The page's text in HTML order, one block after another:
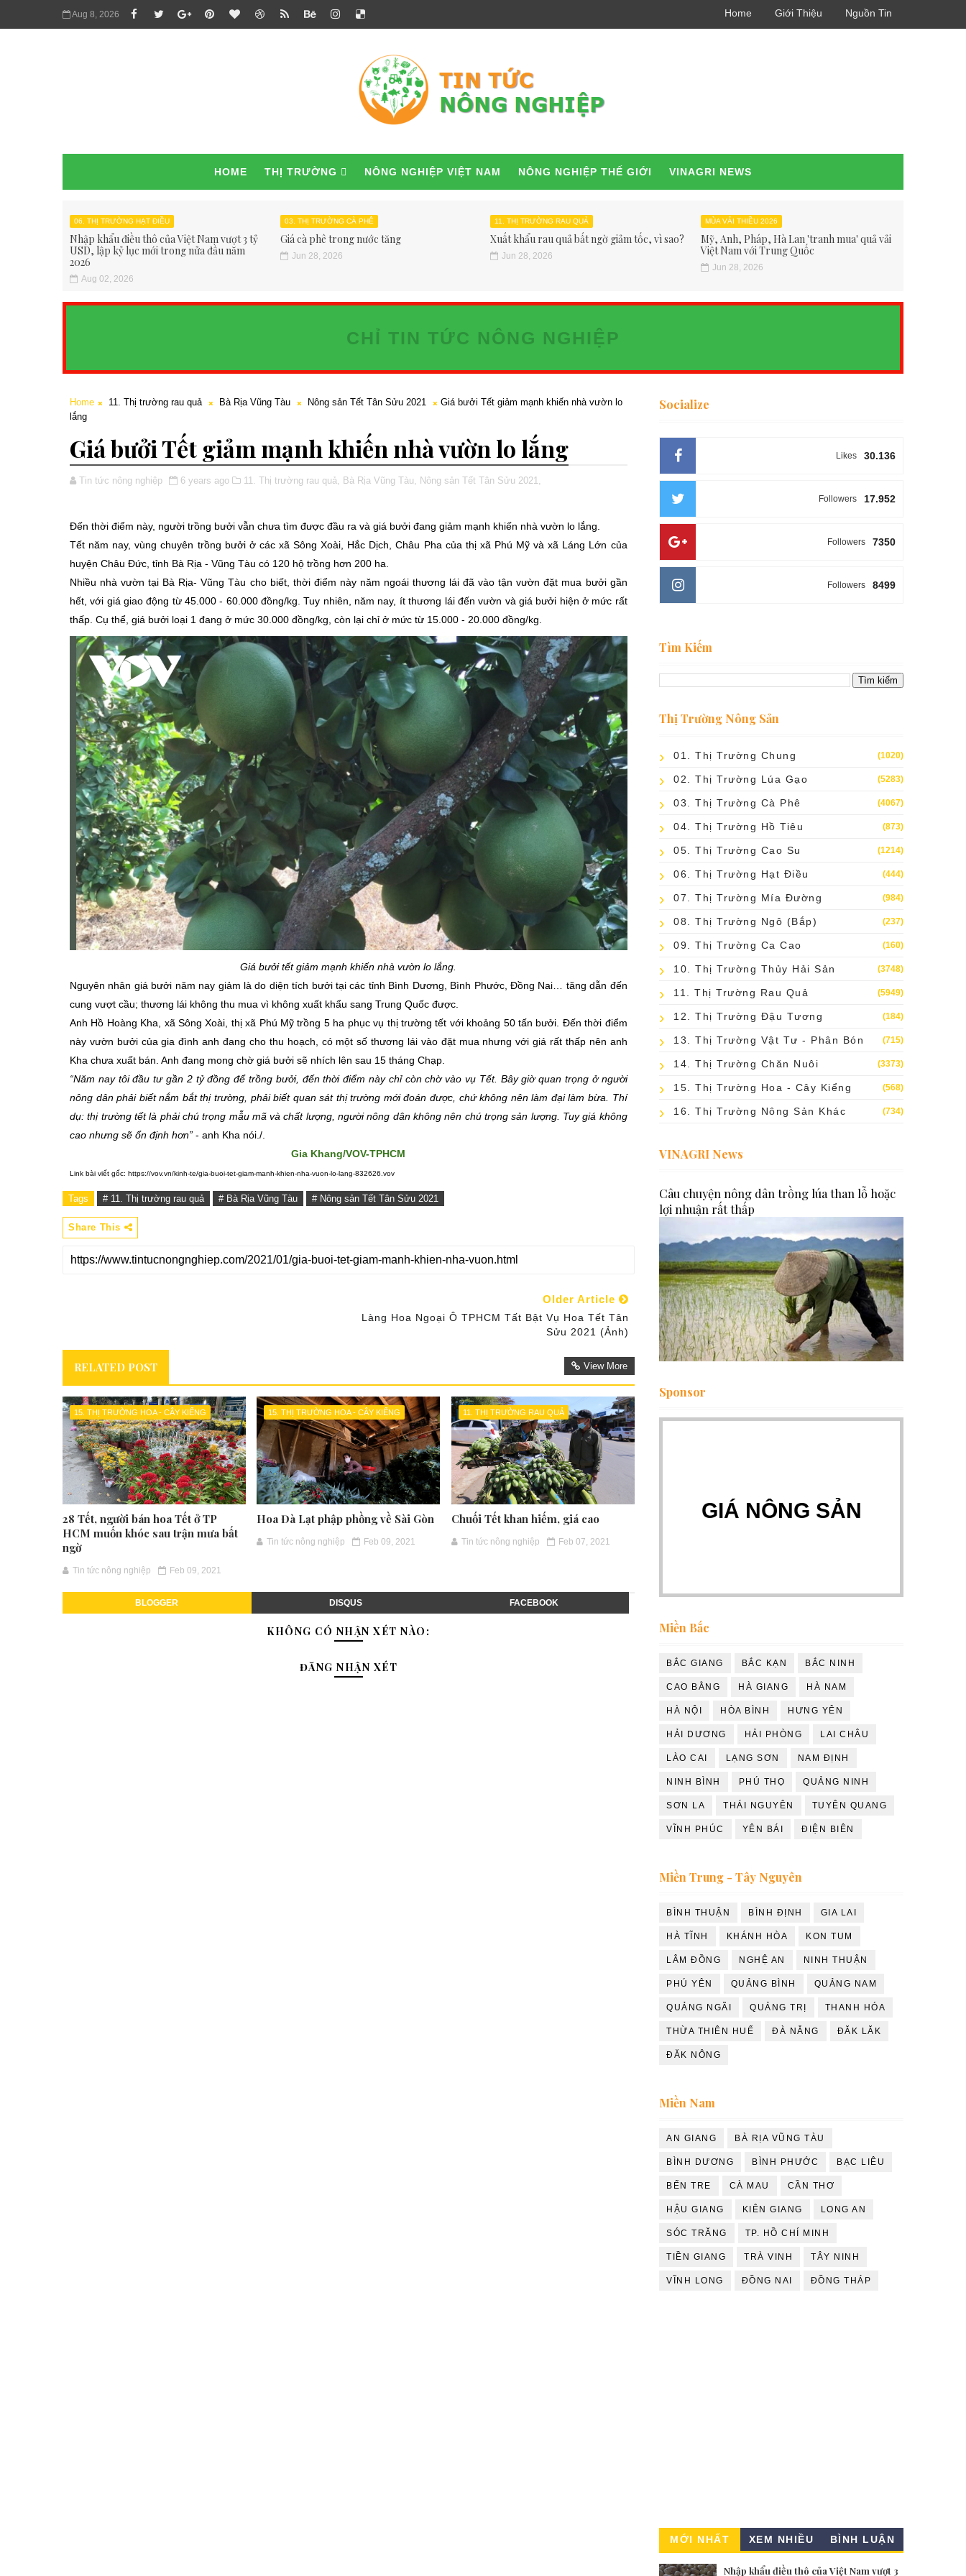
Aug 8, 2026 Home Giới Thiệu Nguồn Tin
HOME THỊ TRƯỜNG NÔNG NGHIỆP VIỆT NAM NÔNG NGHIỆP THẾ GIỚI VINAGRI NEWS
06. THỊ TRƯỜNG HẠT ĐIỀU
Nhập khẩu điều thô của Việt Nam vượt 3 tỷ
USD, lập kỷ lục mới trong nửa đầu năm
2026
Aug 02, 2026
03. THỊ TRƯỜNG CÀ PHÊ
Giá cà phê trong nước tăng
Jun 28, 2026
11. THỊ TRƯỜNG RAU QUẢ
Xuất khẩu rau quả bất ngờ giảm tốc, vì sao?
Jun 28, 2026
MÙA VẢI THIỀU 2026
Mỹ, Anh, Pháp, Hà Lan 'tranh mua' quả vải
Việt Nam với Trung Quốc
Jun 28, 2026
CHỈ TIN TỨC NÔNG NGHIỆP
Home 11. Thị trường rau quả Bà Rịa Vũng Tàu Nông sản Tết Tân Sửu 2021
Giá bưởi Tết giảm mạnh khiến nhà vườn lo
lắng
Giá bưởi Tết giảm mạnh khiến nhà vườn lo lắng
Tin tức nông nghiệp 6 years ago 11. Thị trường rau quả, Bà Rịa Vũng Tàu, Nông sản Tết Tân Sửu 2021,
Đến thời điểm này, người trồng bưởi vẫn chưa tìm được đầu ra và giá bưởi đang giảm mạnh khiến nhà vườn lo lắng.
Tết năm nay, vùng chuyên trồng bưởi ở các xã Sông Xoài, Hắc Dịch, Châu Pha của thị xã Phú Mỹ và xã Láng Lớn của
huyện Châu Đức, tỉnh Bà Rịa - Vũng Tàu có 120 hộ trồng hơn 200 ha.
Nhiều nhà vườn tại Bà Rịa- Vũng Tàu cho biết, thời điểm này năm ngoái thương lái đã vào tận vườn đặt mua bưởi gần
hết, với giá giao động từ 45.000 - 60.000 đồng/kg. Tuy nhiên, năm nay, ít thương lái đến vườn và giá bưởi hiện ở mức rất
thấp. Cụ thể, giá bưởi loại 1 đang ở mức 30.000 đồng/kg, còn lại chỉ ở mức từ 15.000 - 20.000 đồng/kg.
Giá bưởi tết giảm mạnh khiến nhà vườn lo lắng.
Nguyên nhân giá bưởi năm nay giảm là do diện tích bưởi tại các tỉnh Bình Dương, Bình Phước, Đồng Nai… tăng dẫn đến
cung vượt cầu; thương lái không thu mua vì không xuất khẩu sang Trung Quốc được.
Anh Hồ Hoàng Kha, xã Sông Xoài, thị xã Phú Mỹ trồng 5 ha phục vụ thị trường tết với khoảng 50 tấn bưởi. Đến thời điểm
này vườn bưởi của gia đình anh đang cho thu hoạch, có một số thương lái vào đặt mua nhưng với giá rất thấp nên anh
Kha chưa xuất bán. Anh đang mong chờ giá bưởi sẽ nhích lên sau 15 tháng Chạp.
“Năm nay tôi đầu tư gần 2 tỷ đồng để trồng bưởi, đến thời điểm này chỉ còn chờ vào vụ Tết. Bây giờ quan trọng ở người
nông dân phải biết nắm bắt thị trường, phải biết quan sát thị trường mới đoán được, chứ không nên làm đại làm bừa. Thí
dụ: thị trường tết là phải chú trọng mẫu mã và chất lượng, người nông dân không nên chú trọng sản lượng. Tuy giá không
cao nhưng sẽ ổn định hơn” - anh Kha nói./.
Gia Khang/VOV-TPHCM
Link bài viết gốc: https://vov.vn/kinh-te/gia-buoi-tet-giam-manh-khien-nha-vuon-lo-lang-832626.vov
Tags # 11. Thị trường rau quả # Bà Rịa Vũng Tàu # Nông sản Tết Tân Sửu 2021
Share This
Older Article
Làng Hoa Ngoại Ô TPHCM Tất Bật Vụ Hoa Tết Tân
Sửu 2021 (Ảnh)
RELATED POST View More
15. THỊ TRƯỜNG HOA - CÂY KIỂNG
28 Tết, người bán hoa Tết ở TP
HCM muốn khóc sau trận mưa bất
ngờ
Tin tức nông nghiệp Feb 09, 2021
15. THỊ TRƯỜNG HOA - CÂY KIỂNG
Hoa Đà Lạt phập phồng về Sài Gòn
Tin tức nông nghiệp Feb 09, 2021
11. THỊ TRƯỜNG RAU QUẢ
Chuối Tết khan hiếm, giá cao
Tin tức nông nghiệp Feb 07, 2021
BLOGGER DISQUS FACEBOOK
KHÔNG CÓ NHẬN XÉT NÀO:
ĐĂNG NHẬN XÉT
Socialize
30.136
Likes
17.952
Followers
7350
Followers
8499
Followers
Tìm Kiếm
Thị Trường Nông Sản
01. Thị Trường Chung (1020)
02. Thị Trường Lúa Gạo (5283)
03. Thị Trường Cà Phê (4067)
04. Thị Trường Hồ Tiêu (873)
05. Thị Trường Cao Su (1214)
06. Thị Trường Hạt Điều (444)
07. Thị Trường Mía Đường (984)
08. Thị Trường Ngô (bắp) (237)
09. Thị Trường Ca Cao (160)
10. Thị Trường Thủy Hải Sản (3748)
11. Thị Trường Rau Quả (5949)
12. Thị Trường Đậu Tương (184)
13. Thị Trường Vật Tư - Phân Bón (715)
14. Thị Trường Chăn Nuôi (3373)
15. Thị Trường Hoa - Cây Kiểng (568)
16. Thị Trường Nông Sản Khác (734)
VINAGRI News
Câu chuyện nông dân trồng lúa than lỗ hoặc
lợi nhuận rất thấp
Sponsor
GIÁ NÔNG SẢN
Miền Bắc
BẮC GIANG BẮC KẠN BẮC NINH
CAO BẰNG HÀ GIANG HÀ NAM
HÀ NỘI HÒA BÌNH HƯNG YÊN
HẢI DƯƠNG HẢI PHÒNG LAI CHÂU
LÀO CAI LẠNG SƠN NAM ĐỊNH
NINH BÌNH PHÚ THỌ QUẢNG NINH
SƠN LA THÁI NGUYÊN TUYÊN QUANG
VĨNH PHÚC YÊN BÁI ĐIỆN BIÊN
Miền Trung - Tây Nguyên
BÌNH THUẬN BÌNH ĐỊNH GIA LAI
HÀ TĨNH KHÁNH HÒA KON TUM
LÂM ĐỒNG NGHỆ AN NINH THUẬN
PHÚ YÊN QUẢNG BÌNH QUẢNG NAM
QUẢNG NGÃI QUẢNG TRỊ THANH HÓA
THỪA THIÊN HUẾ ĐÀ NẴNG ĐĂK LĂK
ĐĂK NÔNG
Miền Nam
AN GIANG BÀ RỊA VŨNG TÀU
BÌNH DƯƠNG BÌNH PHƯỚC BẠC LIÊU
BẾN TRE CÀ MAU CẦN THƠ
HẬU GIANG KIÊN GIANG LONG AN
SÓC TRĂNG TP. HỒ CHÍ MINH
TIỀN GIANG TRÀ VINH TÂY NINH
VĨNH LONG ĐỒNG NAI ĐỒNG THÁP
MỚI NHẤT XEM NHIỀU BÌNH LUẬN
Nhập khẩu điều thô của Việt Nam vượt 3